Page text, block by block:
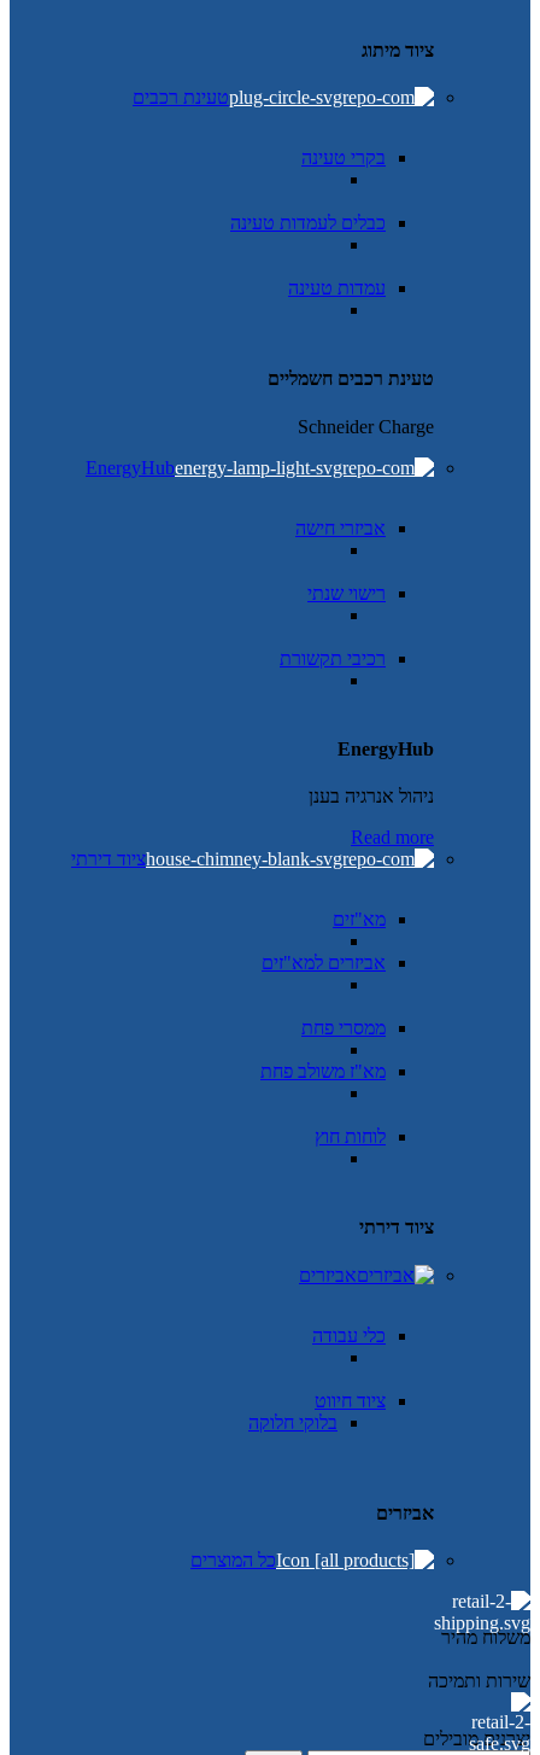
ציוד מיתוג
טעינת רכבים
בקרי טעינה
כבלים לעמדות טעינה
עמדות טעינה
טעינת רכבים חשמליים
Schneider Charge
EnergyHub
אביזרי חישה
רישוי שנתי
רכיבי תקשורת
EnergyHub
ניהול אנרגיה בענן
Read more
ציוד דירתי
מא"זים
אביזרים למא"זים
ממסרי פחת
מא"ז משולב פחת
לוחות חוץ
ציוד דירתי
אביזרים
כלי עבודה
ציוד חיווט
בלוקי חלוקה
אביזרים
כל המוצרים
משלוח מהיר
שירות ותמיכה
יצרנים מובילים